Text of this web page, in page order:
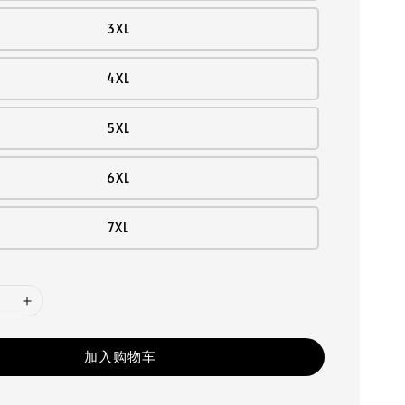
3XL
4XL
5XL
6XL
7XL
加入购物车